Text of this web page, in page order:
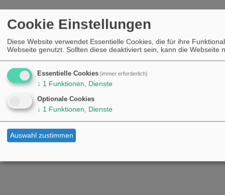
Cookie Einstellungen
Diese Website verwendet Essentielle Cookies, die für ihre
Webseite genutzt. Sollten diese deaktiviert sein, kann die
Essentielle Cookies(immer erforderlich)
↓ 1 Funktionen, Dienste
Optionale Cookies
↓ 1 Funktionen, Dienste
Auswahl zustimmen